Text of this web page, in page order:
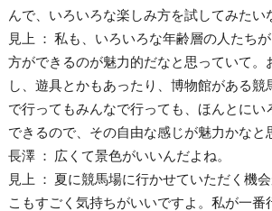
んで、いろいろな楽しみ方を試してみたい
見上 ： 私も、いろいろな年齢層の人たち
方ができるのが魅力的だなと思っていて。
し、遊具とかもあったり、博物館がある競
で行ってもみんなで行っても、ほんとにい
できるので、その自由な感じが魅力かなと
長澤 ： 広くて景色がいいんだよね。
見上 ： 夏に競馬場に行かせていただく機
こもすごく気持ちがいいですよ。私が一番